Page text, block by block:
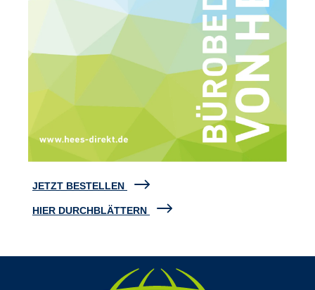
JETZT BESTELLEN
HIER DURCHBLÄTTERN